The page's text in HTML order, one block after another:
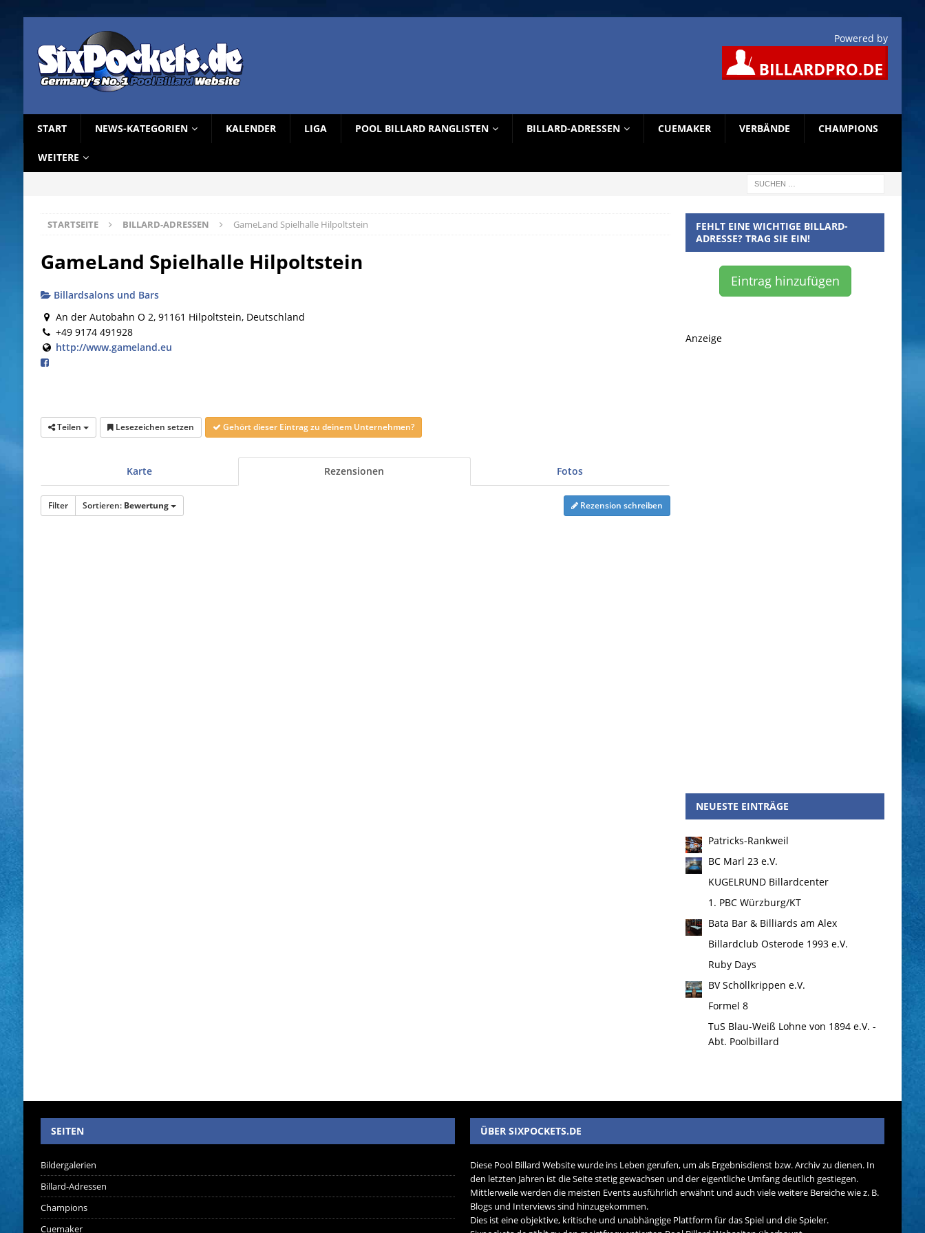
Powered by
START NEWS-KATEGORIEN KALENDER LIGA POOL BILLARD RANGLISTEN BILLARD-ADRESSEN CUEMAKER VERBÄNDE CHAMPIONS
WEITERE
STARTSEITE BILLARD-ADRESSEN GameLand Spielhalle Hilpoltstein
GameLand Spielhalle Hilpoltstein
Billardsalons und Bars
An der Autobahn O 2, 91161 Hilpoltstein, Deutschland
+49 9174 491928
http://www.gameland.eu
Teilen Lesezeichen setzen Gehört dieser Eintrag zu deinem Unternehmen?
Karte Rezensionen Fotos
Filter Sortieren: Bewertung Rezension schreiben
FEHLT EINE WICHTIGE BILLARD-
ADRESSE? TRAG SIE EIN!
Eintrag hinzufügen
Anzeige
NEUESTE EINTRÄGE
Patricks-Rankweil
BC Marl 23 e.V.
KUGELRUND Billardcenter
1. PBC Würzburg/KT
Bata Bar & Billiards am Alex
Billardclub Osterode 1993 e.V.
Ruby Days
BV Schöllkrippen e.V.
Formel 8
TuS Blau-Weiß Lohne von 1894 e.V. -
Abt. Poolbillard
SEITEN
Bildergalerien
Billard-Adressen
Champions
Cuemaker
ÜBER SIXPOCKETS.DE
Diese Pool Billard Website wurde ins Leben gerufen, um als Ergebnisdienst bzw. Archiv zu dienen. In
den letzten Jahren ist die Seite stetig gewachsen und der eigentliche Umfang deutlich gestiegen.
Mittlerweile werden die meisten Events ausführlich erwähnt und auch viele weitere Bereiche wie z. B.
Blogs und Interviews sind hinzugekommen.
Dies ist eine objektive, kritische und unabhängige Plattform für das Spiel und die Spieler.